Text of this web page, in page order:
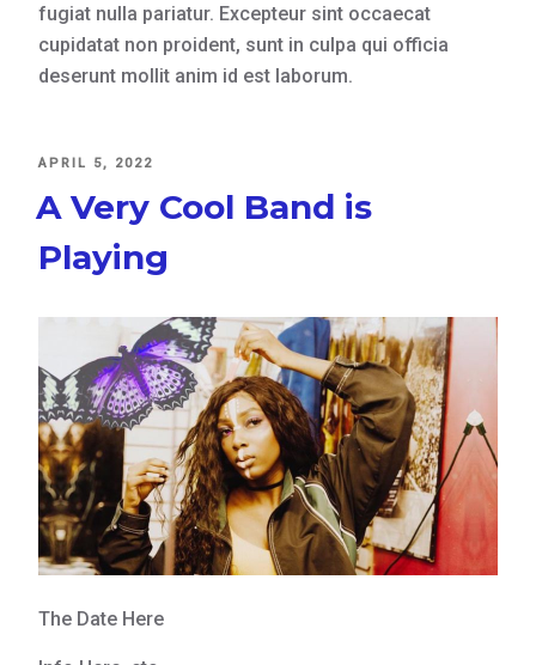
fugiat nulla pariatur. Excepteur sint occaecat
cupidatat non proident, sunt in culpa qui officia
deserunt mollit anim id est laborum.
POSTED
ON
APRIL 5, 2022
A Very Cool Band is
Playing
The Date Here